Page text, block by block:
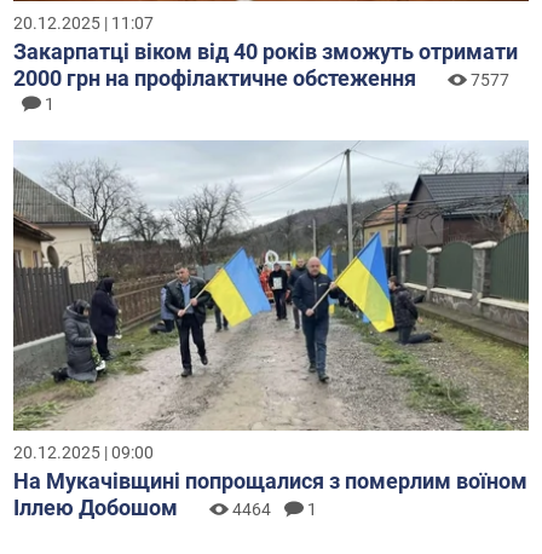
20.12.2025 | 11:07
Закарпатці віком від 40 років зможуть отримати
2000 грн на профілактичне обстеження
7577
1
20.12.2025 | 09:00
На Мукачівщині попрощалися з померлим воїном
Іллею Добошом
4464 1